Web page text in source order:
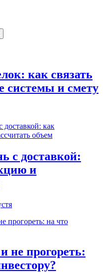
как связать
системы и смету
с доставкой:
и
не прогореть: